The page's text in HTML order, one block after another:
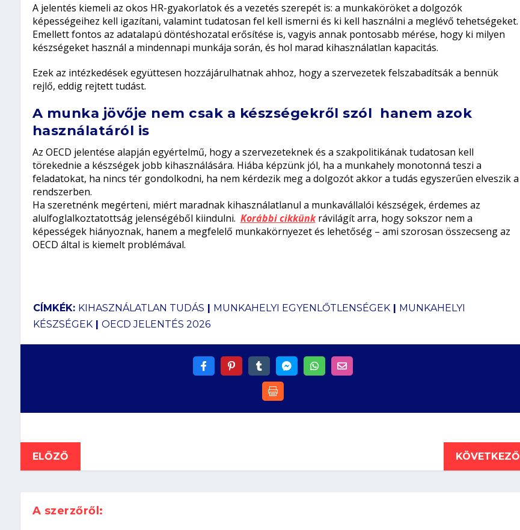
A jelentés kiemeli az okos HR-gyakorlatok és a vezetés szerepét is: a munkaköröket a dolgozók
képességeihez kell igazítani, valamint tudatosan fel kell ismerni és ki kell használni a meglévő tehetségeket.
Emellett fontos az adatalapú döntéshozatal erősítése is, vagyis annak pontosabb mérése, hogy ki milyen
készségeket használ a mindennapi munkája során, és hol marad kihasználatlan kapacitás.
Ezek az intézkedések együttesen hozzájárulhatnak ahhoz, hogy a szervezetek felszabadítsák a bennük
rejlő, eddig rejtett tudást.
A munka jövője nem csak a készségekről szól hanem azok
használatáról is
Az OECD jelentése alapján egyértelmű, hogy a szervezeteknek és a szakpolitikának tudatosan kell
törekednie a készségek jobb kihasználására. Hiába képzünk jól, ha a munkahely monotonná teszi a
feladatokat, ha nincs tér gondolkodni, ha nem kérdezik meg a dolgozót akkor a tudás egyszerűen elveszik a
rendszerben.
Ha szeretnénk megérteni, miért maradnak kihasználatlanul a munkavállalói készségek, érdemes az
alulfoglalkoztatottság jelenségéből kiindulni. Korábbi cikkünkrávilágít arra, hogy sokszor nem a
képességek hiányoznak, hanem a megfelelő munkakörnyezet és lehetőség – ami szorosan összecseng az
OECD által is kiemelt problémával.
CÍMKÉK: KIHASZNÁLATLAN TUDÁS MUNKAHELYI EGYENLŐTLENSÉGEK|
MUNKAHELYI
KÉSZSÉGEK| OECD JELENTÉS 2026
ELŐZŐ KÖVETKEZŐ
A szerzőről: